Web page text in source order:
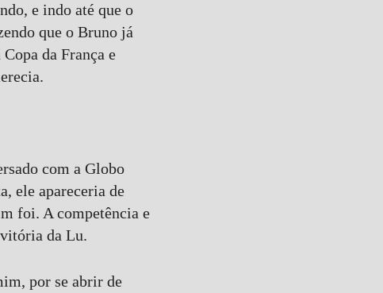
e indo até que o
que o Bruno já
da França e
com a Globo
ele apareceria de
foi. A competência e
da Lu.
por se abrir de